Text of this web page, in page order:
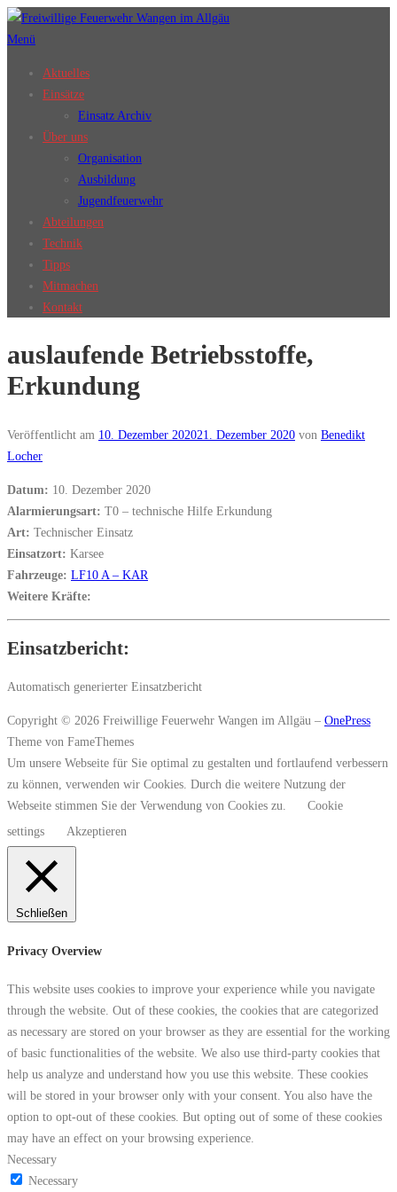
Zum
Inhalt
Menü
Aktuelles
Einsätze
Einsatz Archiv
Über uns
Organisation
Ausbildung
Jugendfeuerwehr
Abteilungen
Technik
Tipps
Mitmachen
Kontakt
auslaufende Betriebsstoffe,
Erkundung
Veröffentlicht am 10. Dezember 202021. Dezember 2020 von Benedikt
Locher
Datum: 10. Dezember 2020
Alarmierungsart: T0 – technische Hilfe Erkundung
Art: Technischer Einsatz
Einsatzort: Karsee
Fahrzeuge: LF10 A – KAR
Weitere Kräfte:
Einsatzbericht:
Automatisch generierter Einsatzbericht
Copyright © 2026 Freiwillige Feuerwehr Wangen im Allgäu – OnePress
Theme von FameThemes
Um unsere Webseite für Sie optimal zu gestalten und fortlaufend verbessern
zu können, verwenden wir Cookies. Durch die weitere Nutzung der
Webseite stimmen Sie der Verwendung von Cookies zu.
Cookie
settings
Akzeptieren
Schließen
Privacy Overview
This website uses cookies to improve your experience while you navigate
through the website. Out of these cookies, the cookies that are categorized
as necessary are stored on your browser as they are essential for the working
of basic functionalities of the website. We also use third-party cookies that
help us analyze and understand how you use this website. These cookies
will be stored in your browser only with your consent. You also have the
option to opt-out of these cookies. But opting out of some of these cookies
may have an effect on your browsing experience.
Necessary
Necessary